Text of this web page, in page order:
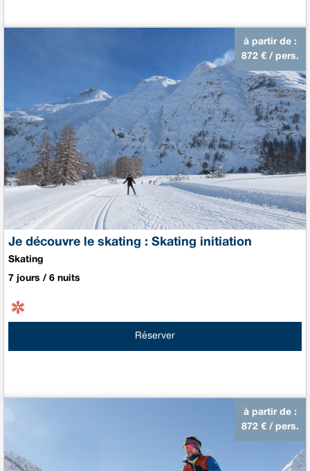
Je découvre le skating : Skating initiation
Skating
à partir de :
872 € / pers.
7 jours / 6 nuits
Réserver
à partir de :
872 € / pers.